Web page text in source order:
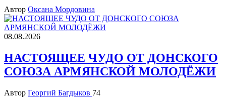
Автор Оксана Мордовина
08.08.2026
НАСТОЯЩЕЕ ЧУДО ОТ ДОНСКОГО
СОЮЗА АРМЯНСКОЙ МОЛОДЁЖИ
Автор Георгий Багдыков 74